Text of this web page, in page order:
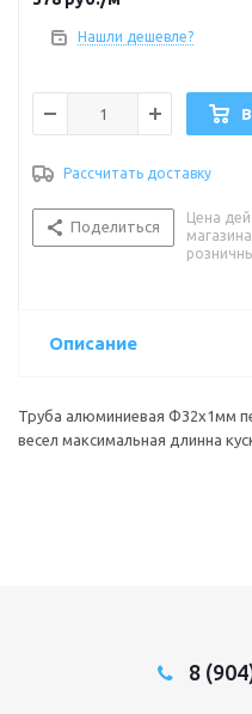
Нашли дешевле?
Рассчитать доставку
Поделиться
Цена
Описание
Труба алюминиевая Ф32х1мм
весел максимальная длинна
8